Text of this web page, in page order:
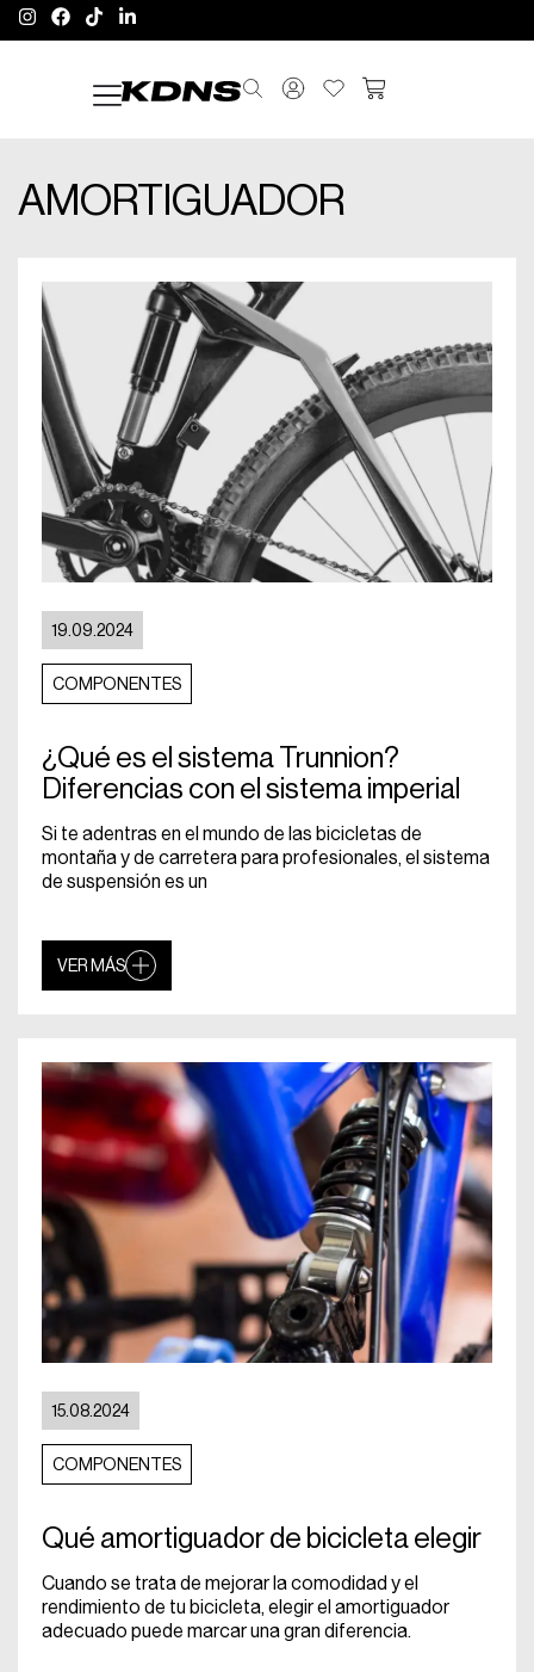
AMORTIGUADOR
19.09.2024
COMPONENTES
¿Qué es el sistema Trunnion?
Diferencias con el sistema imperial
Si te adentras en el mundo de las bicicletas de
montaña y de carretera para profesionales, el sistema
de suspensión es un
VER MÁS
15.08.2024
COMPONENTES
Qué amortiguador de bicicleta elegir
Cuando se trata de mejorar la comodidad y el
rendimiento de tu bicicleta, elegir el amortiguador
adecuado puede marcar una gran diferencia.